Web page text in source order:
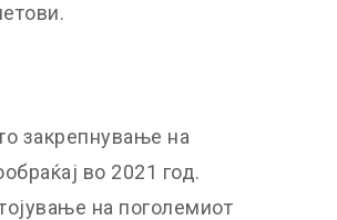
закрепнување на
во 2021 год.
на поголемиот